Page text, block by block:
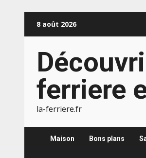
8 août 2026
ferriere
la-ferriere.fr
Maison Bons plans